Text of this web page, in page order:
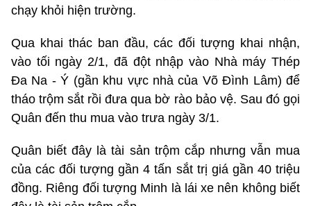
chạy khỏi hiện trường.
Qua khai thác ban đầu, các đối tượng khai nhận,
vào tối ngày 2/1, đã đột nhập vào Nhà máy Thép
Đa Na - Ý (gần khu vực nhà của Võ Đình Lâm) để
tháo trộm sắt rồi đưa qua bờ rào bảo vệ. Sau đó gọi
Quân đến thu mua vào trưa ngày 3/1.
Quân biết đây là tài sản trộm cắp nhưng vẫn mua
của các đối tượng gần 4 tấn sắt trị giá gần 40 triệu
đồng. Riêng đối tượng Minh là lái xe nên không biết